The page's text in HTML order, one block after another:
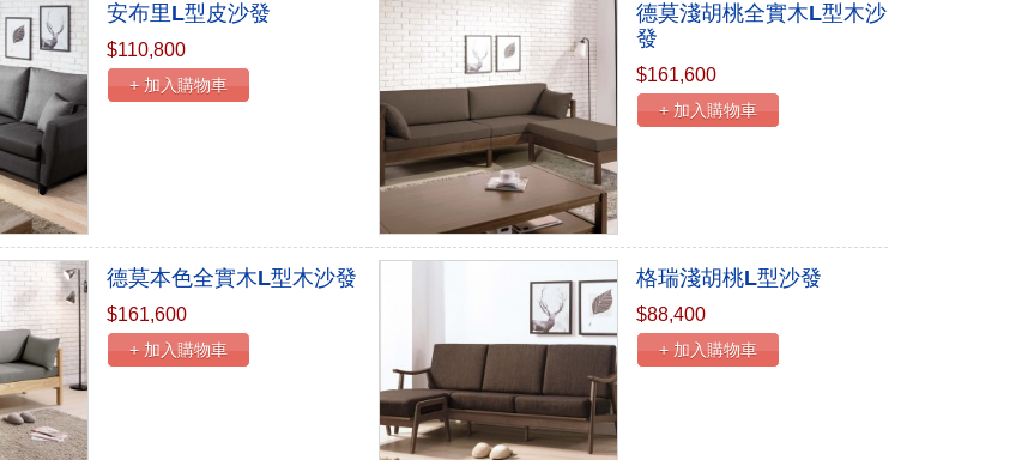
安布里L型皮沙發
$110,800
+ 加入購物車
德莫淺胡桃全實木L型木沙
發
$161,600
+ 加入購物車
德莫本色全實木L型木沙發
$161,600
+ 加入購物車
格瑞淺胡桃L型沙發
$88,400
+ 加入購物車